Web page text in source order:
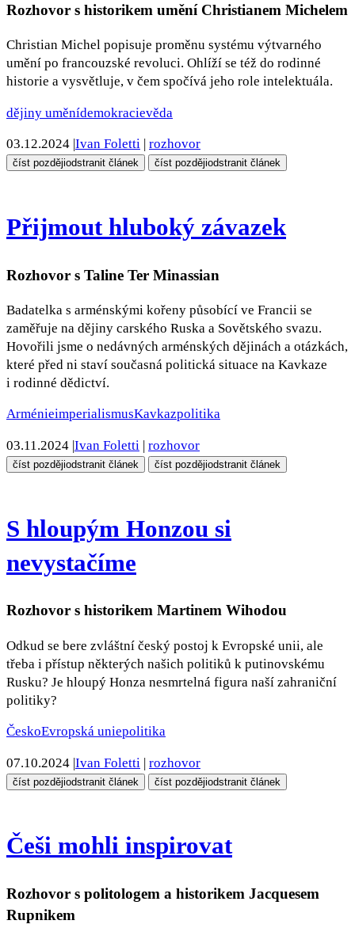
Rozhovor s historikem umění Christianem Michelem
Christian Michel popisuje proměnu systému výtvarného
umění po francouzské revoluci. Ohlíží se též do rodinné
historie a vysvětluje, v čem spočívá jeho role intelektuála.
dějiny uměnídemokracievěda
03.12.2024 Ivan Foletti rozhovor
číst pozdějiodstranit článek číst pozdějiodstranit článek
Přijmout hluboký závazek
Rozhovor s Taline Ter Minassian
Badatelka s arménskými kořeny působící ve Francii se
zaměřuje na dějiny carského Ruska a Sovětského svazu.
Hovořili jsme o nedávných arménských dějinách a otázkách,
které před ni staví současná politická situace na Kavkaze
i rodinné dědictví.
ArménieimperialismusKavkazpolitika
03.11.2024 |Ivan Foletti | rozhovor
číst pozdějiodstranit článek číst pozdějiodstranit článek
S hloupým Honzou si
nevystačíme
Rozhovor s historikem Martinem Wihodou
Odkud se bere zvláštní český postoj k Evropské unii, ale
třeba i přístup některých našich politiků k putinovskému
Rusku? Je hloupý Honza nesmrtelná figura naší zahraniční
politiky?
ČeskoEvropská uniepolitika
07.10.2024 |Ivan Foletti | rozhovor
číst pozdějiodstranit článek číst pozdějiodstranit článek
Češi mohli inspirovat
Rozhovor s politologem a historikem Jacquesem
Rupnikem